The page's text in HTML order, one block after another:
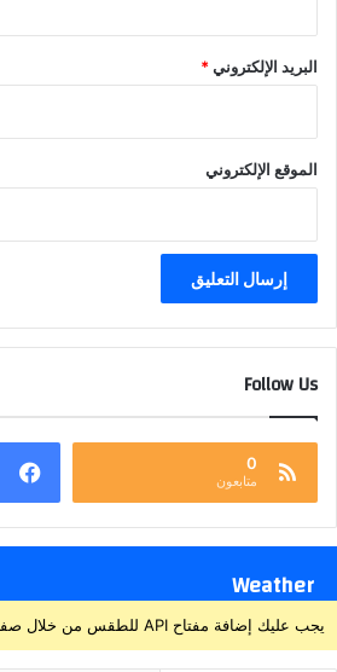
البريد الإلكتروني*
الموقع الإلكتروني
Follow Us
0
متابعون
Weather
يجب عليك إضافة مفتاح API للطقس من خلال صفحة إعدادات القالب > الدمج